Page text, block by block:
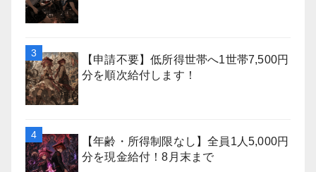
【申請不要】低所得世帯へ1世帯7,500円
分を順次給付します！
【年齢・所得制限なし】全員1人5,000円
分を現金給付！8月末まで